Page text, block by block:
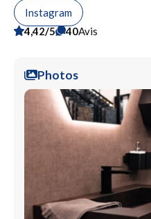
Instagram
4,42/5
40Avis
Photos